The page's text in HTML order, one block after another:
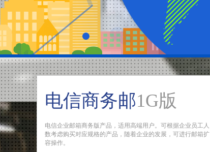
电信商务邮1G版
电信企业邮箱商务版产品，适用高端用户。可根据企业员工人
数考虑购买对应规格的产品，随着企业的发展，可进行邮箱扩
容操作。